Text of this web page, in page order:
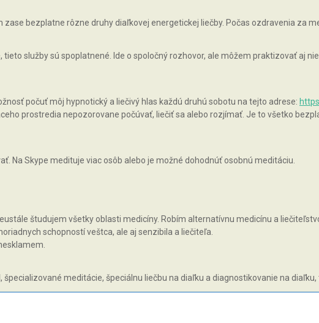
bezplatne rôzne druhy diaľkovej energetickej liečby. Počas ozdravenia za
služby sú spoplatnené. Ide o spoločný rozhovor, ale môžem praktizovať aj
počuť môj hypnotický a liečivý hlas každú druhú sobotu na tejto adrese:
prostredia nepozorovane počúvať, liečiť sa alebo rozjímať. Je to všetko
Na Skype medituje viac osôb alebo je možné dohodnúť osobnú meditáciu.
študujem všetky oblasti medicíny. Robím alternatívnu medicínu a
schopností veštca, ale aj senzibila a liečiteľa.
meditácie, špeciálnu liečbu na diaľku a diagnostikovanie na